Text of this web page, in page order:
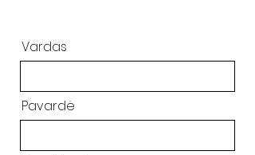
Vardas
Pavardė